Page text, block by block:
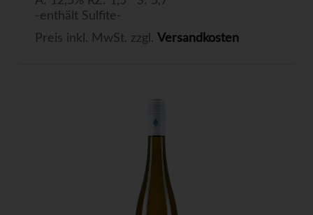
-enthält Sulfite-
Preis inkl. MwSt. zzgl. Versandkosten